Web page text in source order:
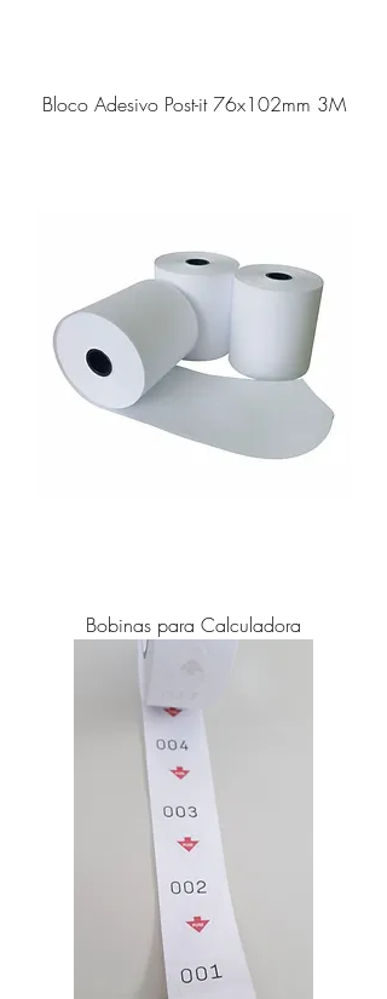
Bloco Adesivo Post-it 76x102mm 3M
Bobinas para Calculadora